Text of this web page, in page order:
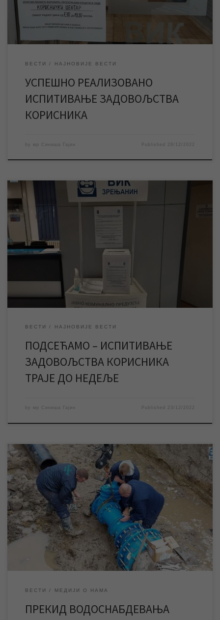
канализација“ Зрењанин на територији Града Зрењанина које
је […]
ВЕСТИ НАЈНОВИЈЕ ВЕСТИ
УСПЕШНО РЕАЛИЗОВАНО
ИСПИТИВАЊЕ ЗАДОВОЉСТВА
КОРИСНИКА
by мр Синиша Гајин Published 28/12/2022
Испитивање задовољства корисника услугама предузећа
спроводи се од 25. новембра до 25. децембра на територији
Града Зрењанина. Анонимни упитник се још у петак може
попунити у Корисничком центру у Петефијевој 3, а од сутра до
недеље у поноћ електронским путем на сајту предузећа.
Испитивање задовољства корисника услугама нашег
ВЕСТИ НАЈНОВИЈЕ ВЕСТИ
ПОДСЕЋАМО – ИСПИТИВАЊЕ
ЗАДОВОЉСТВА КОРИСНИКА
ТРАЈЕ ДО НЕДЕЉЕ
by мр Синиша Гајин Published 23/12/2022
У циљу унапређења водоводне инфраструктуре у четвртак 8.
децембра ЈКП „Водовод и канализација“ Зрењанин изводиће
радове на изградњи три мерна места на главном воду
водоводне мреже у МЗ „Зелено поље“ и МЗ „Доситеј
Обрадовић“, због чега ће у једном делу града доћи до прекида
водоснабдевања од 9 до 16 часова. […]
ВЕСТИ МЕДИЈИ О НАМА
ПРЕКИД ВОДОСНАБДЕВАЊА